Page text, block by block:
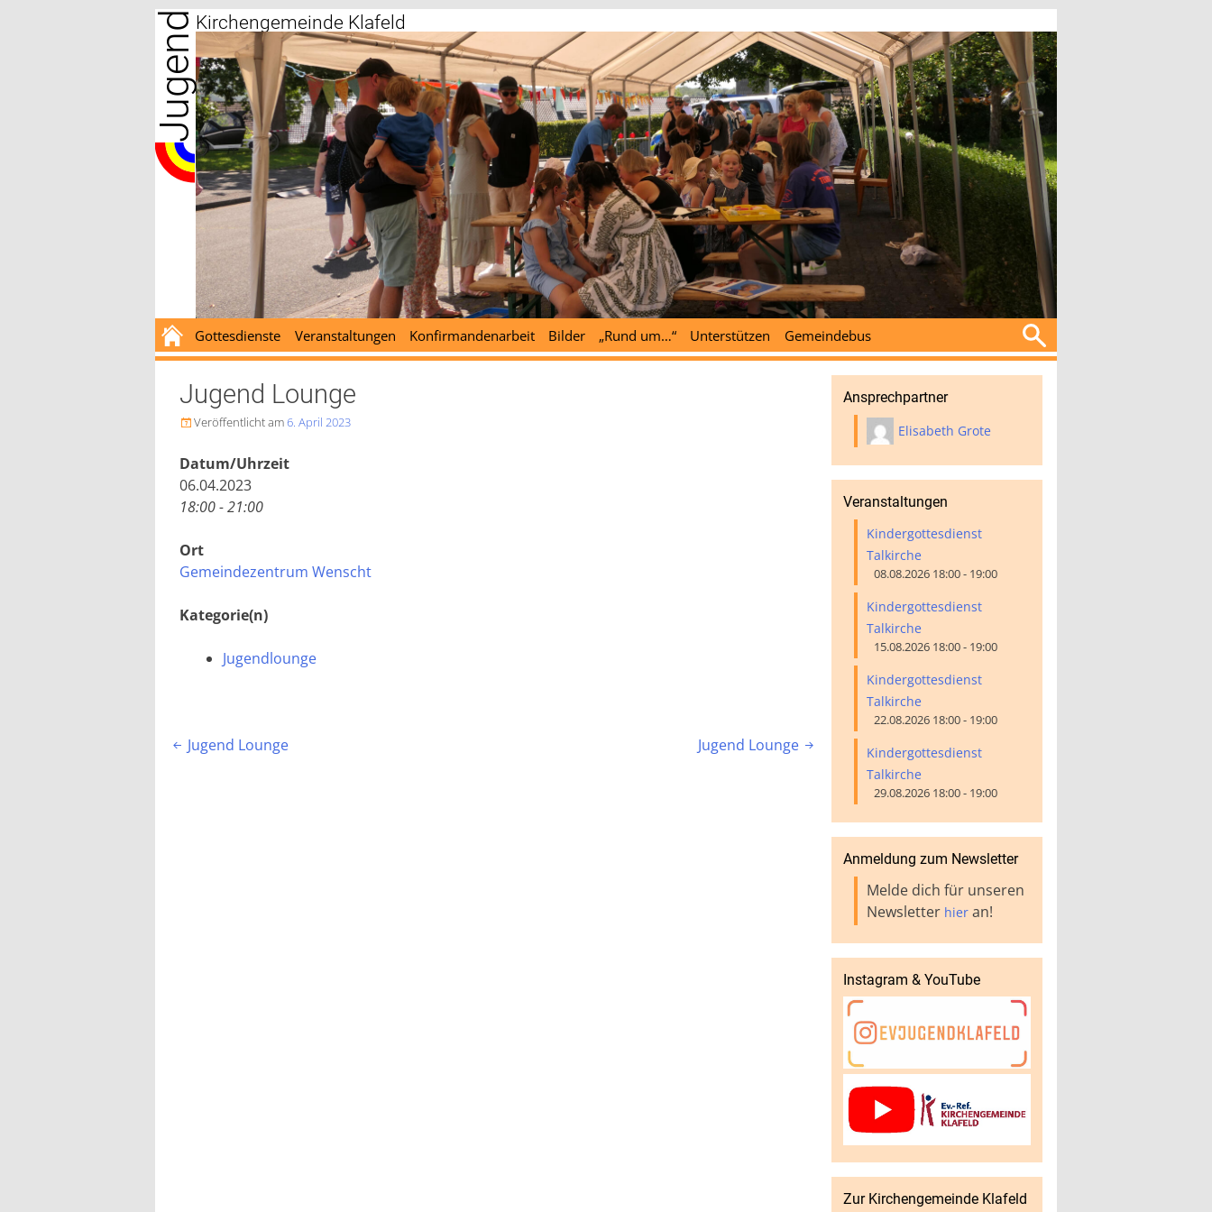
Zum
Inhalt
springen
JugendKirchengemeinde Klafeld
Gottesdienste Veranstaltungen Konfirmandenarbeit Bilder „Rund um…“ Unterstützen Gemeindebus
nach:
Jugend Lounge
Veröffentlicht am6. April 2023
Datum/Uhrzeit
06.04.2023
18:00 - 21:00
Ort
Gemeindezentrum Wenscht
Kategorie(n)
Jugendlounge
Beitragsnavigation
 Jugend Lounge Jugend Lounge 
Ansprechpartner
Elisabeth Grote
Veranstaltungen
Kindergottesdienst
Talkirche
08.08.2026 18:00 - 19:00
Kindergottesdienst
Talkirche
15.08.2026 18:00 - 19:00
Kindergottesdienst
Talkirche
22.08.2026 18:00 - 19:00
Kindergottesdienst
Talkirche
29.08.2026 18:00 - 19:00
Anmeldung zum Newsletter
Melde dich für unseren
Newsletter hieran!
Instagram & YouTube
Zur Kirchengemeinde Klafeld